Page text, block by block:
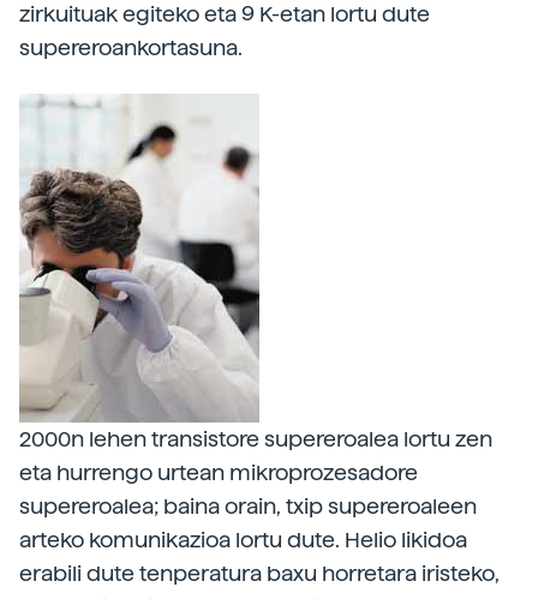
zirkuituak egiteko eta 9 K-etan lortu dute
supereroankortasuna.
2000n lehen transistore supereroalea lortu zen
eta hurrengo urtean mikroprozesadore
supereroalea; baina orain, txip supereroaleen
arteko komunikazioa lortu dute. Helio likidoa
erabili dute tenperatura baxu horretara iristeko,